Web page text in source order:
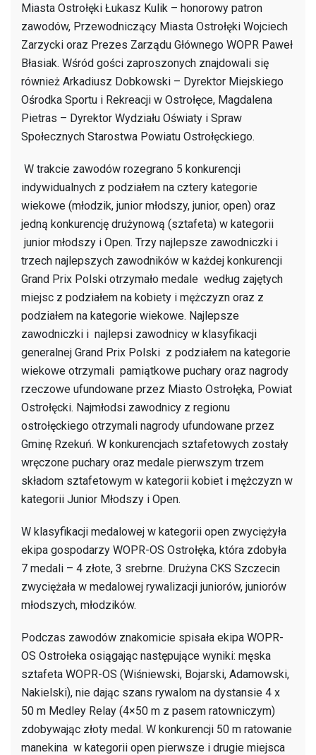
Miasta Ostrołęki Łukasz Kulik – honorowy patron
zawodów, Przewodniczący Miasta Ostrołęki Wojciech
Zarzycki oraz Prezes Zarządu Głównego WOPR Paweł
Błasiak. Wśród gości zaproszonych znajdowali się
również Arkadiusz Dobkowski – Dyrektor Miejskiego
Ośrodka Sportu i Rekreacji w Ostrołęce, Magdalena
Pietras – Dyrektor Wydziału Oświaty i Spraw
Społecznych Starostwa Powiatu Ostrołęckiego.
W trakcie zawodów rozegrano 5 konkurencji
indywidualnych z podziałem na cztery kategorie
wiekowe (młodzik, junior młodszy, junior, open) oraz
jedną konkurencję drużynową (sztafeta) w kategorii
junior młodszy i Open. Trzy najlepsze zawodniczki i
trzech najlepszych zawodników w każdej konkurencji
Grand Prix Polski otrzymało medale według zajętych
miejsc z podziałem na kobiety i mężczyzn oraz z
podziałem na kategorie wiekowe. Najlepsze
zawodniczki i najlepsi zawodnicy w klasyfikacji
generalnej Grand Prix Polski z podziałem na kategorie
wiekowe otrzymali pamiątkowe puchary oraz nagrody
rzeczowe ufundowane przez Miasto Ostrołęka, Powiat
Ostrołęcki. Najmłodsi zawodnicy z regionu
ostrołęckiego otrzymali nagrody ufundowane przez
Gminę Rzekuń. W konkurencjach sztafetowych zostały
wręczone puchary oraz medale pierwszym trzem
składom sztafetowym w kategorii kobiet i mężczyzn w
kategorii Junior Młodszy i Open.
W klasyfikacji medalowej w kategorii open zwyciężyła
ekipa gospodarzy WOPR-OS Ostrołęka, która zdobyła
7 medali – 4 złote, 3 srebrne. Drużyna CKS Szczecin
zwyciężała w medalowej rywalizacji juniorów, juniorów
młodszych, młodzików.
Podczas zawodów znakomicie spisała ekipa WOPR-
OS Ostrołeka osiągając następujące wyniki: męska
sztafeta WOPR-OS (Wiśniewski, Bojarski, Adamowski,
Nakielski), nie dając szans rywalom na dystansie 4 x
50 m Medley Relay (4×50 m z pasem ratowniczym)
zdobywając złoty medal. W konkurencji 50 m ratowanie
manekina w kategorii open pierwsze i drugie miejsca